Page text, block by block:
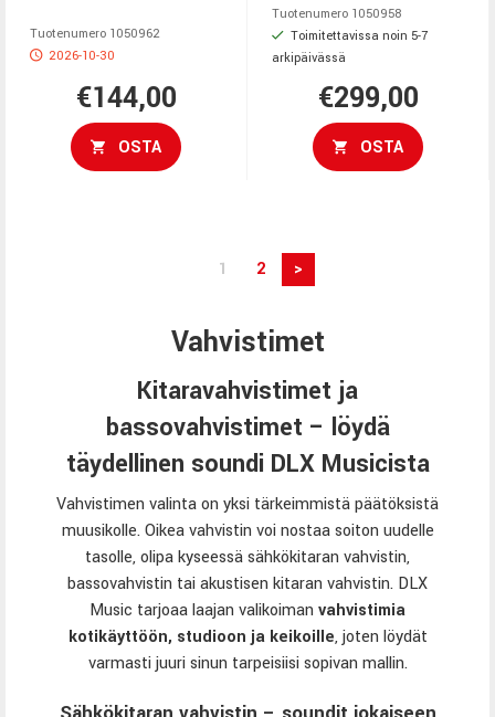
Tuotenumero 1050962
2026-10-30
€144,00
OSTA
Tuotenumero 1050958
Toimitettavissa noin 5-7
arkipäivässä
€299,00
OSTA
1 2 >
Vahvistimet
Kitaravahvistimet ja
bassovahvistimet – löydä
täydellinen soundi DLX Musicista
Vahvistimen valinta on yksi tärkeimmistä päätöksistä
muusikolle. Oikea vahvistin voi nostaa soiton uudelle
tasolle, olipa kyseessä sähkökitaran vahvistin,
bassovahvistin tai akustisen kitaran vahvistin. DLX
Music tarjoaa laajan valikoiman vahvistimia
kotikäyttöön, studioon ja keikoille, joten löydät
varmasti juuri sinun tarpeisiisi sopivan mallin.